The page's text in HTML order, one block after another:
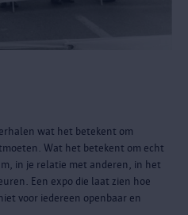
wat het betekent om
Wat het betekent om echt
in je relatie met anderen, in het
Een expo die laat zien hoe
voor iedereen openbaar en